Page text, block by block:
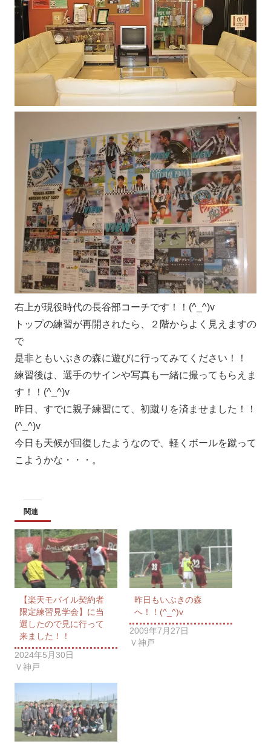
右上が現役時代の長谷部コーチです！！(^_^)v
トップの練習が再開されたら、２階からよく見えますの
で
是非ともいぶきの森に遊びに行ってみてください！！
練習後は、選手のサインや写真も一緒に撮ってもらえま
す！！(^_^)v
昨日、すでに親子練習にて、初蹴りを済ませました！！
(^_^)v
今日も天候が回復したようなので、軽くボールを蹴って
こようかな・・・。
関連
【楽天モバイル契約者
限定練習見学会】に当
選したので見に行って
来ました！！
2024年5月30日
Ｖ神戸
昨日もいぶきの森
へ！！(^_^)v
2009年7月27日
Ｖ神戸